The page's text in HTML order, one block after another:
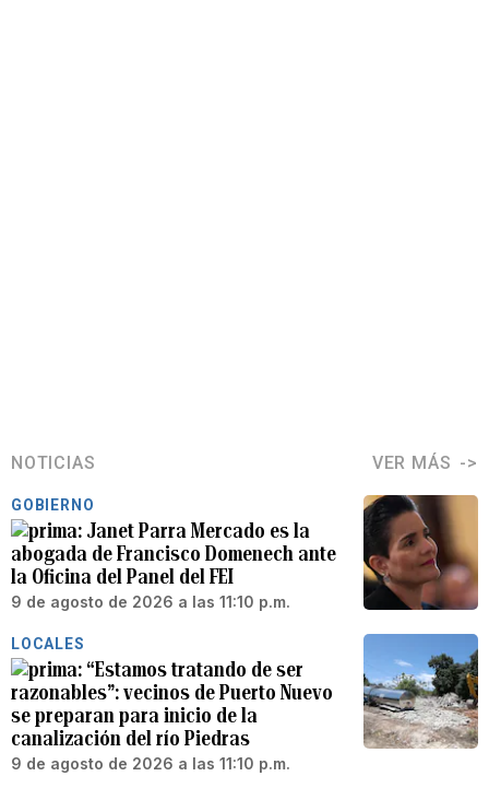
NOTICIAS VER MÁS
GOBIERNO
Janet Parra Mercado es la
abogada de Francisco Domenech ante
la Oficina del Panel del FEI
9 de agosto de 2026 a las 11:10 p.m.
LOCALES
“Estamos tratando de ser
razonables”: vecinos de Puerto Nuevo
se preparan para inicio de la
canalización del río Piedras
9 de agosto de 2026 a las 11:10 p.m.